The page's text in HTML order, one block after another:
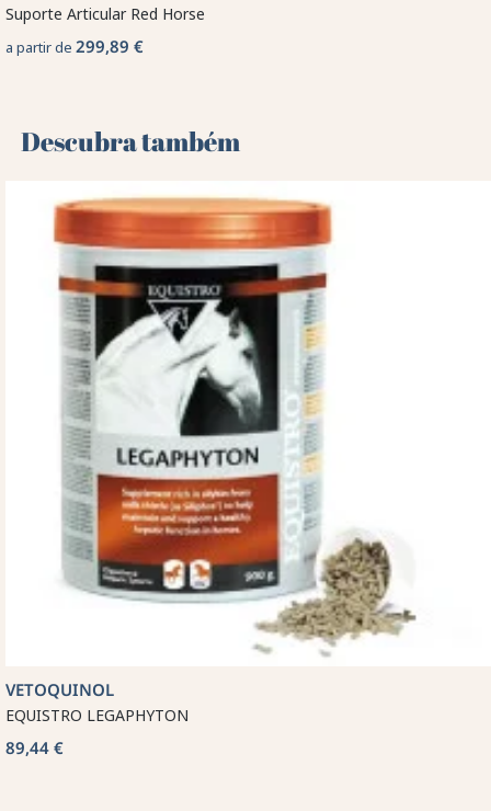
Suporte Articular Red Horse
a partir de 299,89 €
Descubra também 🌻
VETOQUINOL
EQUISTRO LEGAPHYTON
89,44 €